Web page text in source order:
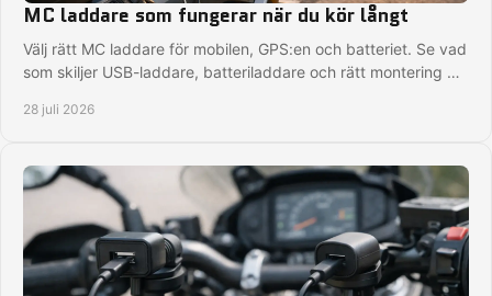
MC laddare som fungerar när du kör långt
Välj rätt MC laddare för mobilen, GPS:en och batteriet. Se vad
som skiljer USB-laddare, batteriladdare och rätt montering på
28 juli 2026